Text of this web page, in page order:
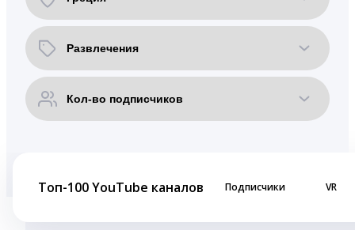
Топ-100 YouTube каналов Подписчики VR